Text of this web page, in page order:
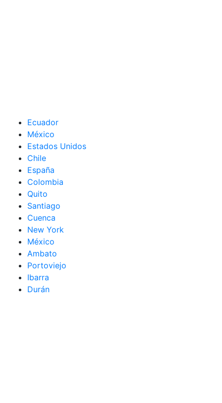
Ecuador
México
Estados Unidos
Chile
España
Colombia
Quito
Santiago
Cuenca
New York
México
Ambato
Portoviejo
Ibarra
Durán